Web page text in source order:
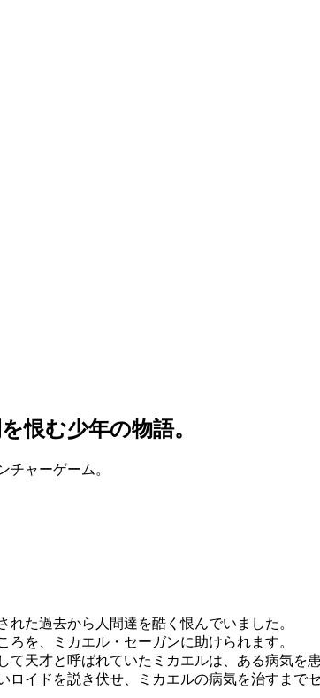
恨む少年の物語。
ャーゲーム。
た過去から人間達を酷く恨んでいました。
を、ミカエル・セーガンに助けられます。
天才と呼ばれていたミカエルは、ある病気を
イドを説き伏せ、ミカエルの病気を治すまで